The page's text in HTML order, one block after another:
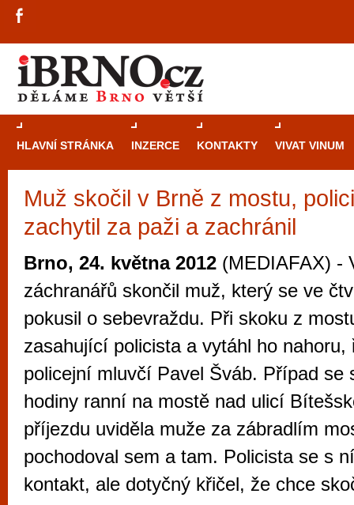
HLAVNÍ STRÁNKA INZERCE KONTAKTY VIVAT VINUM
Muž skočil v Brně z mostu,
zachytil za paži a zachránil
Brno, 24. května 2012 (MEDIAFAX) -
záchranářů skončil muž, který se ve
pokusil o sebevraždu. Při skoku z
zasahující policista a vytáhl ho nahoru,
policejní mluvčí Pavel Šváb. Případ se
hodiny ranní na mostě nad ulicí
příjezdu uviděla muže za zábradlím
pochodoval sem a tam. Policista se s
kontakt, ale dotyčný křičel, že chce
Průvodce
Brně: Od
Brno je
zajímavé
restaurace,
Mimo jiné je ale také místem, kde si
vyzkoušet různé kasinové hry. V
metropoli naleznete širokou nabídku her
po moderní automaty jak pro pravidelné
příležitostné hráče. V...